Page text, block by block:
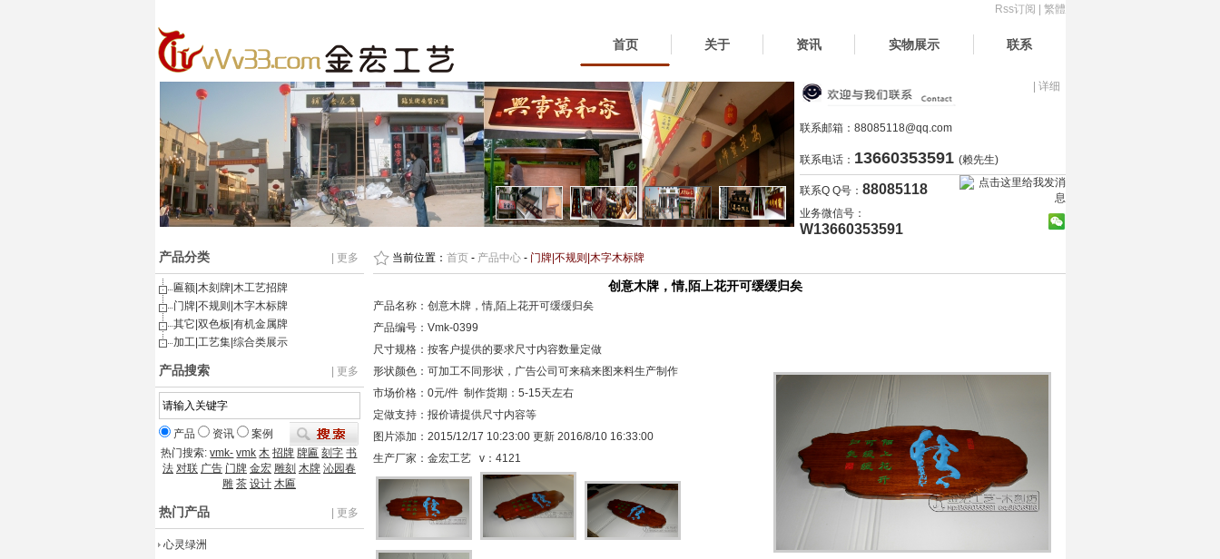
首页 关于 资讯 实物展示 联系
Rss订阅 繁體
| 详细
联系邮箱： 88085118@qq.com
联系电话： 13660353591 (赖先生)
联系Q Q号： 88085118
业务微信号：
W13660353591
产品分类 | 更多
匾额|木刻牌|木工艺招牌
门牌|不规则|木字木标牌
其它|双色板|有机金属牌
加工|工艺集|综合类展示
产品搜索 | 更多
产品 资讯
案例
热门搜索:vmk- vmk 木 招牌 牌匾 刻字 书
法 对联 广告 门牌 金宏 雕刻 木牌 沁园春
雕 茶 设计 木匾
热门产品 | 更多
心灵绿洲
当前位置： 首页- 产品中心- 门牌|不规则|木字木标牌
创意木牌，情,陌上花开可缓缓归矣
产品名称：创意木牌，情,陌上花开可缓缓归矣
产品编号：Vmk-0399
尺寸规格：按客户提供的要求尺寸内容数量定做
形状颜色：可加工不同形状，广告公司可来稿来图来料生产制作
市场价格：0元/件 制作货期：5-15天左右
定做支持：报价请提供尺寸内容等
图片添加：2015/12/17 10:23:00 更新 2016/8/10 16:33:00
生产厂家：金宏工艺 v： 4121